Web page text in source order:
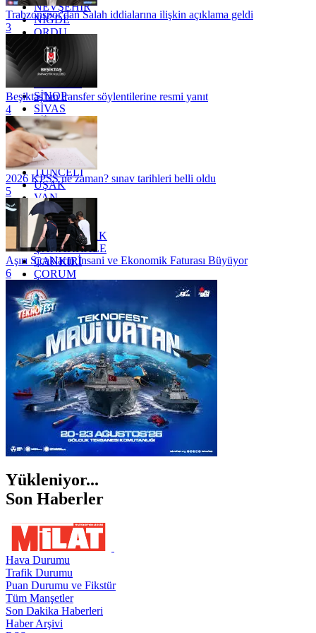
NEVŞEHİR
NİĞDE
ORDU
OSMANİYE
RİZE
SAKARYA
SİNOP
SİVAS
SİİRT
TEKİRDAĞ
TOKAT
TRABZON
TUNCELİ
UŞAK
VAN
YALOVA
YOZGAT
ZONGULDAK
ÇANAKKALE
ÇANKIRI
ÇORUM
İSTANBUL
İZMİR
ŞANLIURFA
ŞIRNAK
Trabzonspor'dan Salah iddialarına ilişkin açıklama geldi
3
Beşiktaş'tan transfer söylentilerine resmi yanıt
4
2026 KPSS ne zaman? sınav tarihleri belli oldu
5
Aşırı Sıcakların İnsani ve Ekonomik Faturası Büyüyor
6
Yükleniyor...
Son Haberler
Hava Durumu
Trafik Durumu
Puan Durumu ve Fikstür
Tüm Manşetler
Son Dakika Haberleri
Haber Arşivi